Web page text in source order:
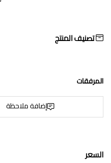
تصنيف المنتج
المرفقات
إضافة ملاحظة
السعر